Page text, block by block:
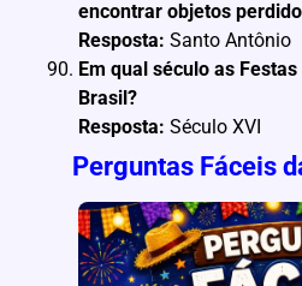
encontrar objetos
Resposta: Santo Antônio
Em qual século as
Brasil?
Resposta: Século XVI
Perguntas Fáceis